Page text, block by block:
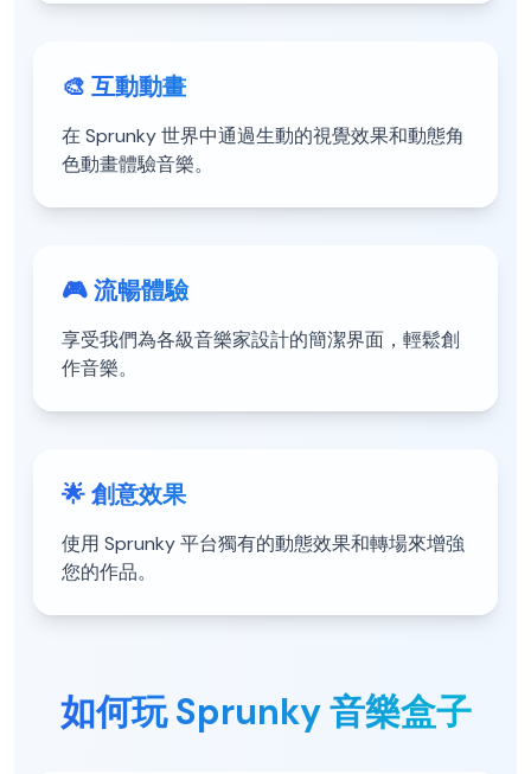
🎨 互動動畫
在 Sprunky 世界中通過生動的視覺效果和動態角
色動畫體驗音樂。
🎮 流暢體驗
享受我們為各級音樂家設計的簡潔界面，輕鬆創
作音樂。
🌟 創意效果
使用 Sprunky 平台獨有的動態效果和轉場來增強
您的作品。
如何玩 Sprunky 音樂盒子